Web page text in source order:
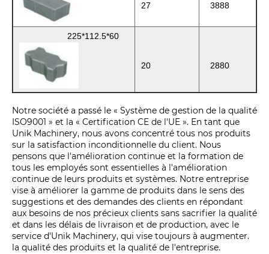
27 3888
225*112.5*60
20 2880
Notre société a passé le « Système de gestion de la qualité
ISO9001 » et la « Certification CE de l'UE ». En tant que
Unik Machinery, nous avons concentré tous nos produits
sur la satisfaction inconditionnelle du client. Nous
pensons que l'amélioration continue et la formation de
tous les employés sont essentielles à l'amélioration
continue de leurs produits et systèmes. Notre entreprise
vise à améliorer la gamme de produits dans le sens des
suggestions et des demandes des clients en répondant
aux besoins de nos précieux clients sans sacrifier la qualité
et dans les délais de livraison et de production, avec le
service d'Unik Machinery, qui vise toujours à augmenter.
la qualité des produits et la qualité de l'entreprise.